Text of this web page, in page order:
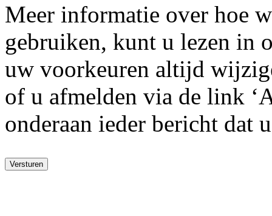
Meer informatie over hoe
gebruiken, kunt u lezen in
uw voorkeuren altijd
of u afmelden via de link
onderaan ieder bericht dat
Versturen